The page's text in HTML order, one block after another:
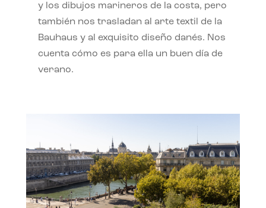
y los dibujos marineros de la costa, pero
también nos trasladan al arte textil de la
Bauhaus y al exquisito diseño danés. Nos
cuenta cómo es para ella un buen día de
verano.